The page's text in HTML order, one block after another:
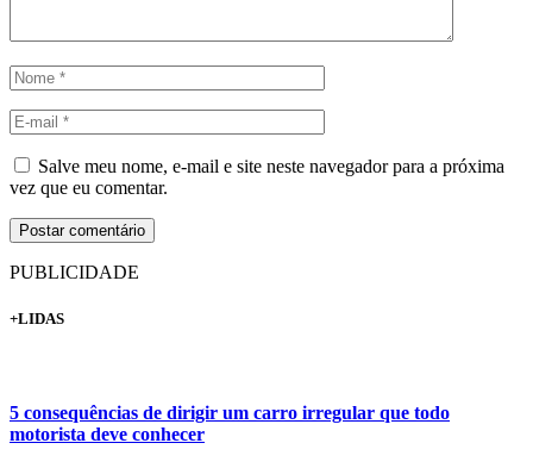
Salve meu nome, e-mail e site neste navegador para a próxima
vez que eu comentar.
PUBLICIDADE
+LIDAS
5 consequências de dirigir um carro irregular que todo
motorista deve conhecer